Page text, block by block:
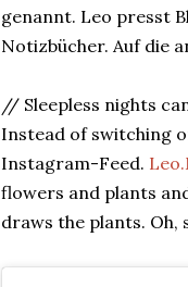
genannt. Leo presst
Notizbücher. Auf die
// Sleepless nights
Instead of switching
Instagram-Feed.
flowers and plants
draws the plants. Oh,